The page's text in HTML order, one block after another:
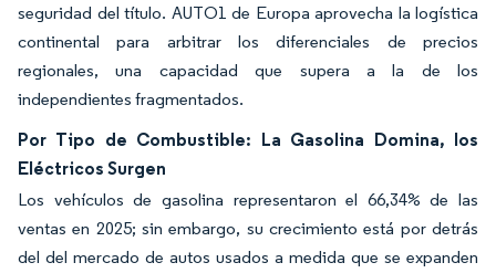
seguridad del título. AUTO1 de Europa aprovecha la logística
continental para arbitrar los diferenciales de precios
regionales, una capacidad que supera a la de los
independientes fragmentados.
Por Tipo de Combustible: La Gasolina Domina, los
Eléctricos Surgen
Los vehículos de gasolina representaron el 66,34% de las
ventas en 2025; sin embargo, su crecimiento está por detrás
del del mercado de autos usados a medida que se expanden